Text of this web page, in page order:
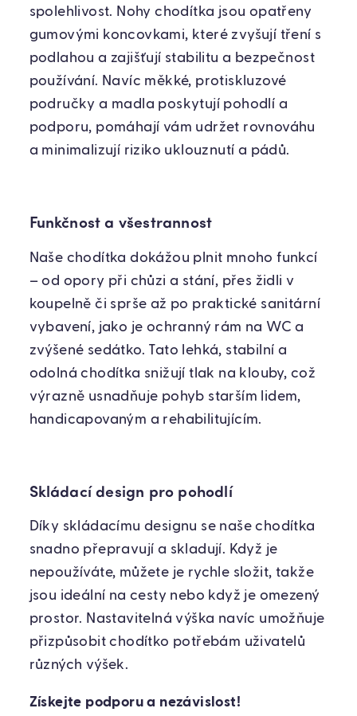
spolehlivost. Nohy chodítka jsou opatřeny
gumovými koncovkami, které zvyšují tření s
podlahou a zajišťují stabilitu a bezpečnost
používání. Navíc měkké, protiskluzové
područky a madla poskytují pohodlí a
podporu, pomáhají vám udržet rovnováhu
a minimalizují riziko uklouznutí a pádů.
Funkčnost a všestrannost
Naše chodítka dokážou plnit mnoho funkcí
– od opory při chůzi a stání, přes židli v
koupelně či sprše až po praktické sanitární
vybavení, jako je ochranný rám na WC a
zvýšené sedátko. Tato lehká, stabilní a
odolná chodítka snižují tlak na klouby, což
výrazně usnadňuje pohyb starším lidem,
handicapovaným a rehabilitujícím.
Skládací design pro pohodlí
Díky skládacímu designu se naše chodítka
snadno přepravují a skladují. Když je
nepoužíváte, můžete je rychle složit, takže
jsou ideální na cesty nebo když je omezený
prostor. Nastavitelná výška navíc umožňuje
přizpůsobit chodítko potřebám uživatelů
různých výšek.
Získejte podporu a nezávislost!